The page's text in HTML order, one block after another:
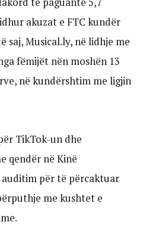
akuzat e FTC kundër
saj, Musical.ly, në lidhje me
fëmijët nën moshën 13
në kundërshtim me ligjin
TikTok-un dhe
qendër në Kinë
auditim për të përcaktuar
me kushtet e